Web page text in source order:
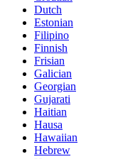
Dutch
Estonian
Filipino
Finnish
Frisian
Galician
Georgian
Gujarati
Haitian
Hausa
Hawaiian
Hebrew